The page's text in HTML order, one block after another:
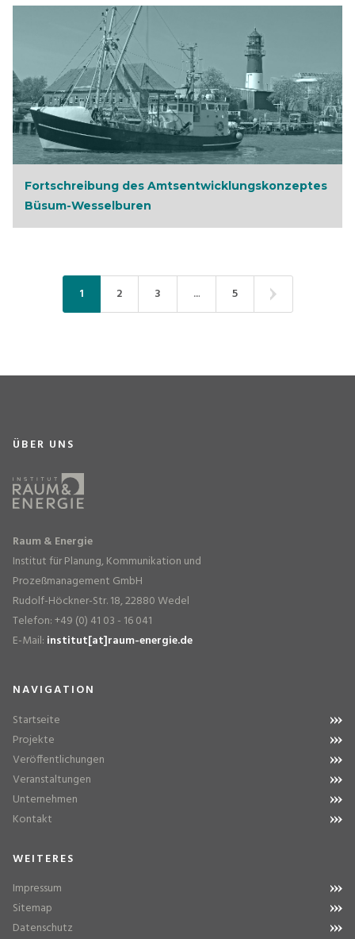
Fortschreibung des Amtsentwicklungskonzeptes
Büsum-Wesselburen
1 2 3 .... 5
ÜBER UNS
Raum & Energie
Institut für Planung, Kommunikation und
Prozeßmanagement GmbH
Rudolf-Höckner-Str. 18, 22880 Wedel
Telefon: +49 (0) 41 03 - 16 041
E-Mail: institut[at]raum-energie.de
NAVIGATION
Startseite
Projekte
Veröffentlichungen
Veranstaltungen
Unternehmen
Kontakt
WEITERES
Impressum
Sitemap
Datenschutz